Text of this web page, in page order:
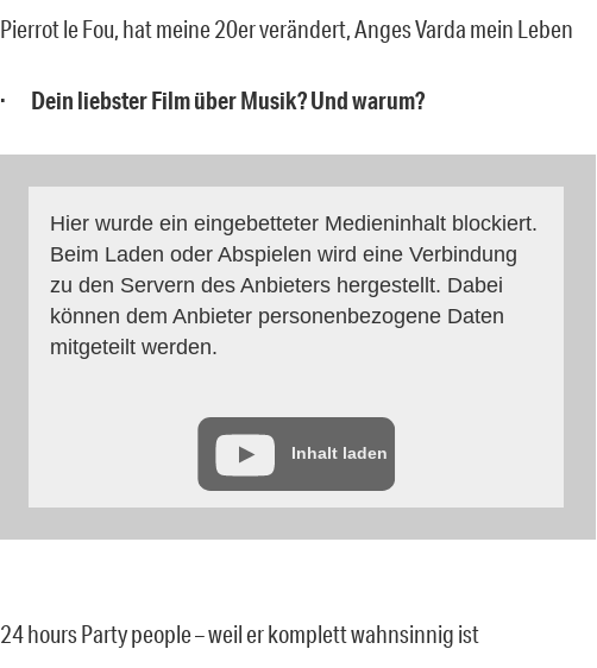
Pierrot le Fou, hat meine 20er verändert, Anges Varda mein Leben
· Dein liebster Film über Musik? Und warum?
Hier wurde ein eingebetteter Medieninhalt blockiert.
Beim Laden oder Abspielen wird eine Verbindung
zu den Servern des Anbieters hergestellt. Dabei
können dem Anbieter personenbezogene Daten
mitgeteilt werden.
Inhalt laden
24 hours Party people – weil er komplett wahnsinnig ist